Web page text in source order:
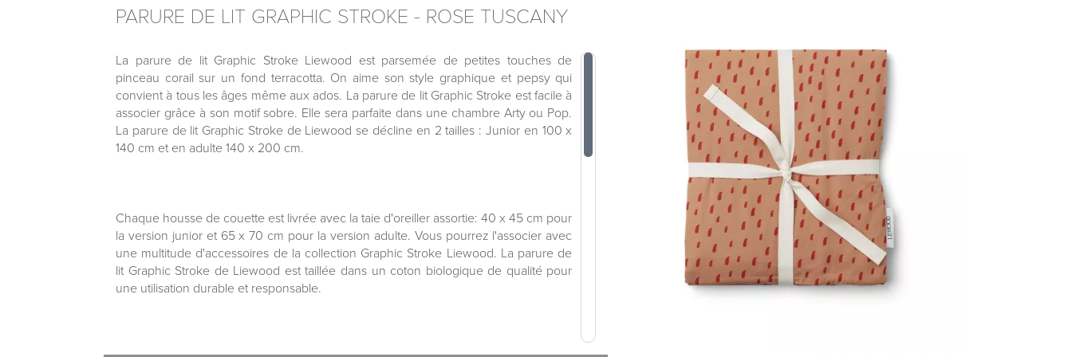
PARURE DE LIT GRAPHIC STROKE - ROSE TUSCANY
La parure de lit Graphic Stroke Liewood est parsemée de petites touches de
pinceau corail sur un fond terracotta. On aime son style graphique et pepsy qui
convient à tous les âges même aux ados. La parure de lit Graphic Stroke est facile à
associer grâce à son motif sobre. Elle sera parfaite dans une chambre Arty ou Pop.
La parure de lit Graphic Stroke de Liewood se décline en 2 tailles : Junior en 100 x
140 cm et en adulte 140 x 200 cm.
Chaque housse de couette est livrée avec la taie d'oreiller assortie: 40 x 45 cm pour
la version junior et 65 x 70 cm pour la version adulte. Vous pourrez l'associer avec
une multitude d'accessoires de la collection Graphic Stroke Liewood. La parure de
lit Graphic Stroke de Liewood est taillée dans un coton biologique de qualité pour
une utilisation durable et responsable.